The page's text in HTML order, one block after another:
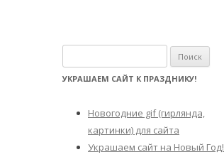
а
УКРАШАЕМ САЙТ К ПРАЗДНИКУ!
Новогодние gif (гирлянда,
картинки) для сайта
Украшаем сайт на Новый Год!